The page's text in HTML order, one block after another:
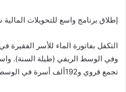
إطلاق برنامج واسع للتحويلات المالية شمل
التكفل بفاتورة الماء للأسر
تجمع قروي و192ألف أسرة في الوسط الحضري،